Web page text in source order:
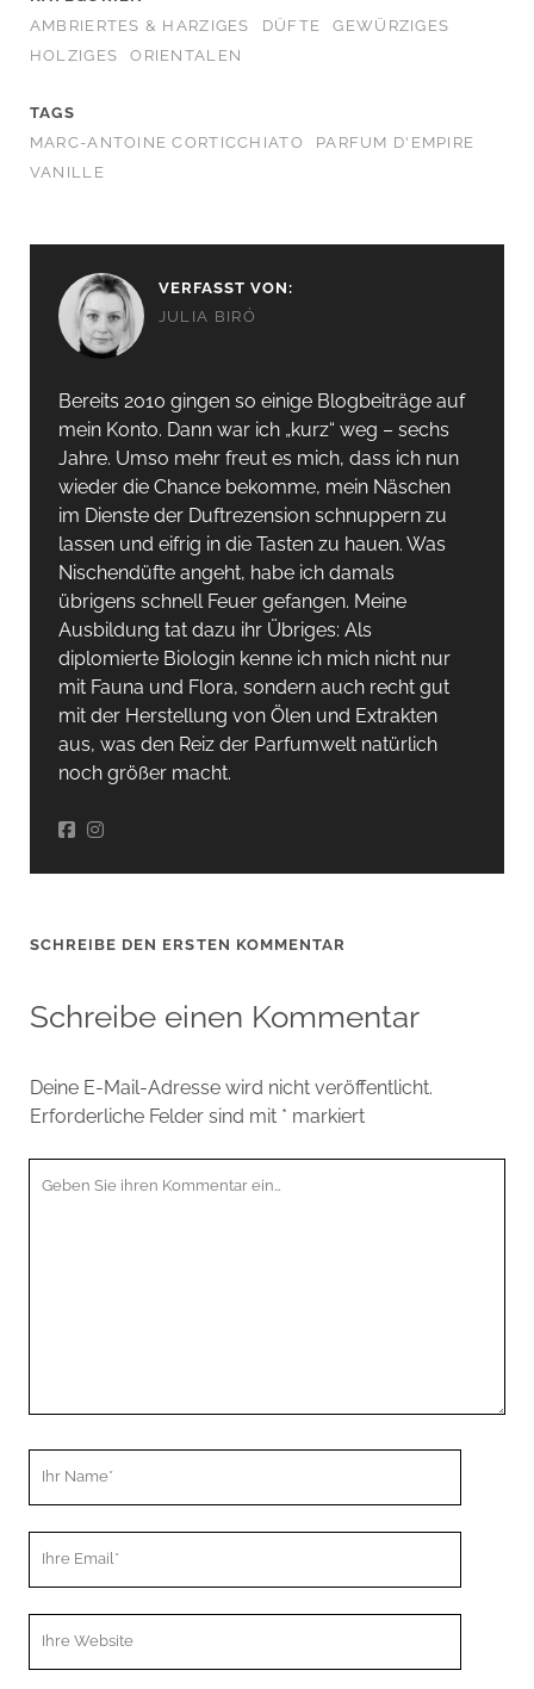
AMBRIERTES & HARZIGES
DÜFTE
GEWÜRZIGES
HOLZIGES
ORIENTALEN
TAGS
MARC-ANTOINE CORTICCHIATO
PARFUM D'EMPIRE
VANILLE
VERFASST VON:
JULIA BIRÓ
Bereits 2010 gingen so einige Blogbeiträge auf
mein Konto. Dann war ich „kurz“ weg – sechs
Jahre. Umso mehr freut es mich, dass ich nun
wieder die Chance bekomme, mein Näschen
im Dienste der Duftrezension schnuppern zu
lassen und eifrig in die Tasten zu hauen. Was
Nischendüfte angeht, habe ich damals
übrigens schnell Feuer gefangen. Meine
Ausbildung tat dazu ihr Übriges: Als
diplomierte Biologin kenne ich mich nicht nur
mit Fauna und Flora, sondern auch recht gut
mit der Herstellung von Ölen und Extrakten
aus, was den Reiz der Parfumwelt natürlich
noch größer macht.
SCHREIBE DEN ERSTEN KOMMENTAR
Schreibe einen Kommentar
Deine E-Mail-Adresse wird nicht veröffentlicht.
Erforderliche Felder sind mit * markiert